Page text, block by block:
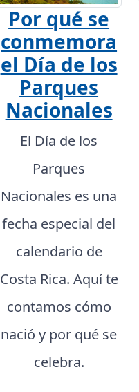
Por qué se
conmemora
el Día de los
Parques
Nacionales
El Día de los
Parques
Nacionales es una
fecha especial del
calendario de
Costa Rica. Aquí te
contamos cómo
nació y por qué se
celebra.